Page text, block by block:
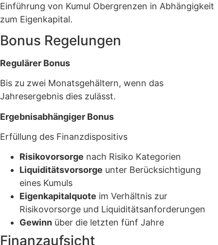
Einführung von Kumul Obergrenzen in Abhängigkeit
zum Eigenkapital.
Bonus Regelungen
Regulärer Bonus
Bis zu zwei Monatsgehältern, wenn das
Jahresergebnis dies zulässt.
Ergebnisabhängiger Bonus
Erfüllung des Finanzdispositivs
Risikovorsorge nach Risiko Kategorien
Liquiditätsvorsorge unter Berücksichtigung
eines Kumuls
Eigenkapitalquote im Verhältnis zur
Risikovorsorge und Liquiditätsanforderungen
Gewinn über die letzten fünf Jahre
Finanzaufsicht